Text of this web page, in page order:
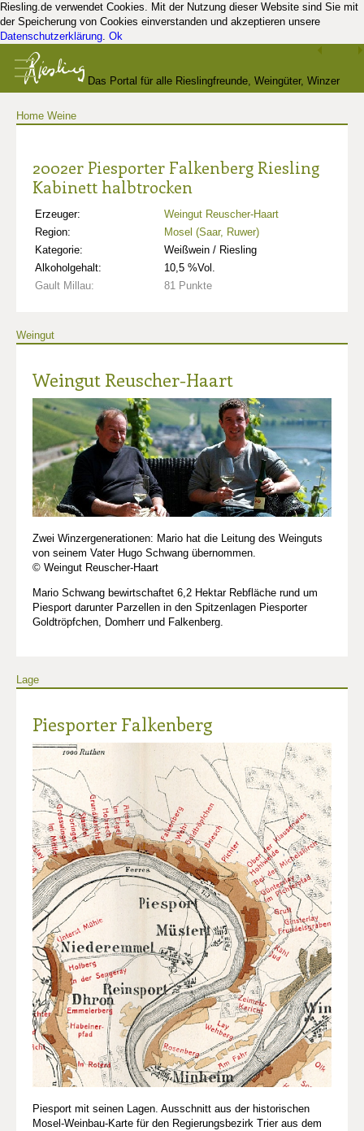
Riesling.de verwendet Cookies. Mit der Nutzung dieser Website sind Sie mit
der Speicherung von Cookies einverstanden und akzeptieren unsere
Datenschutzerklärung. Ok
Das Portal für alle Rieslingfreunde, Weingüter, Winzer
Home Weine
2002er Piesporter Falkenberg Riesling
Kabinett halbtrocken
Erzeuger:
Weingut Reuscher-Haart
Region:
Mosel (Saar, Ruwer)
Kategorie:
Weißwein / Riesling
Alkoholgehalt:
10,5 %Vol.
Gault Millau:
81 Punkte
Weingut
Weingut Reuscher-Haart
Zwei Winzergenerationen: Mario hat die Leitung des Weinguts
von seinem Vater Hugo Schwang übernommen.
© Weingut Reuscher-Haart
Mario Schwang bewirtschaftet 6,2 Hektar Rebfläche rund um
Piesport darunter Parzellen in den Spitzenlagen Piesporter
Goldtröpfchen, Domherr und Falkenberg.
Lage
Piesporter Falkenberg
Piesport mit seinen Lagen. Ausschnitt aus der historischen
Mosel-Weinbau-Karte für den Regierungsbezirk Trier aus dem